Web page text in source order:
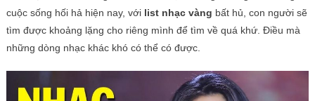
cuộc sống hối hả hiện nay, với list nhạc vàng bất hủ, con người sẽ
tìm được khoảng lặng cho riêng mình để tìm về quá khứ. Điều mà
những dòng nhạc khác khó có thể có được.